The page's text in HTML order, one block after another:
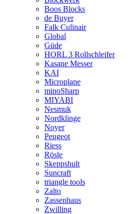
Boos Blocks
de Buyer
Falk Culinair
Global
Güde
HORL 3 Rollschleifer
Kasane Messer
KAI
Microplane
minoSharp
MIYABI
Nesmuk
Nordklinge
Noyer
Peugeot
Riess
Rösle
Skeppshult
Suncraft
triangle tools
Zalto
Zassenhaus
Zwilling